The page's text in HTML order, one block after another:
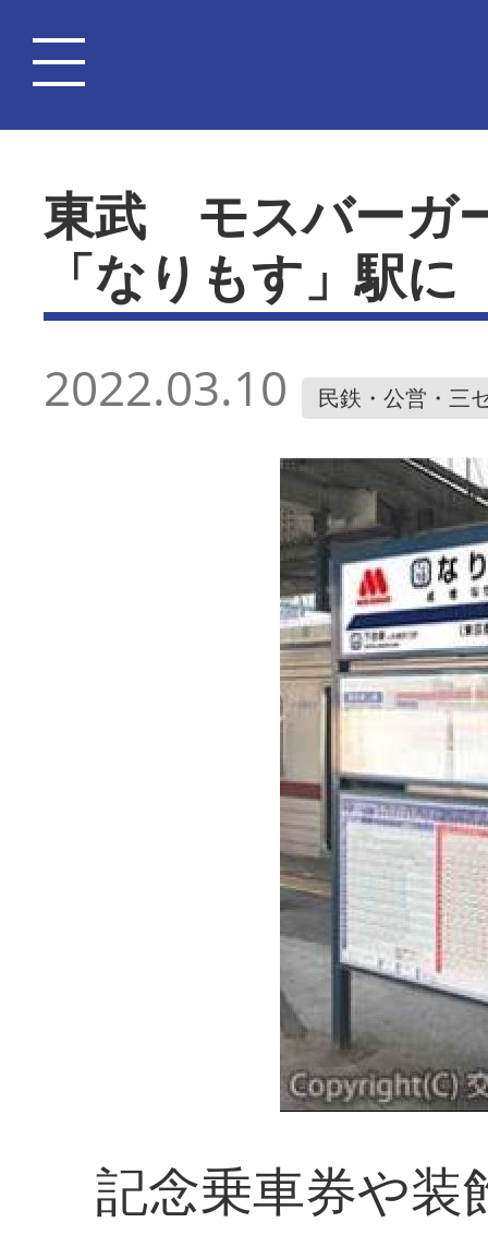
東武 モスバーガ
「なりもす」駅に
2022.03.10 民鉄・公営・三
記念乗車券や装